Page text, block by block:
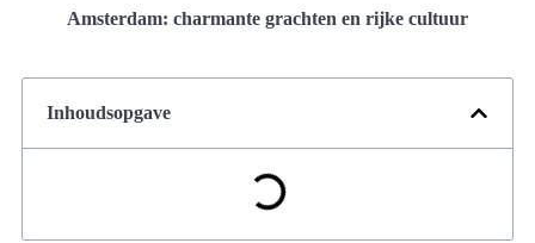
Amsterdam: charmante grachten en rijke cultuur
Inhoudsopgave